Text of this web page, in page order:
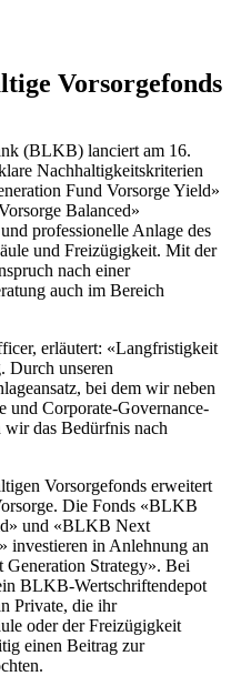
Vorsorgefonds
(BLKB) lanciert am 16.
Nachhaltigkeitskriterien
Fund Vorsorge Yield»
Balanced»
professionelle Anlage des
und Freizügigkeit. Mit der
nach einer
auch im Bereich
erläutert: «Langfristigkeit
Durch unseren
bei dem wir neben
und Corporate-Governance-
wir das Bedürfnis nach
Vorsorgefonds erweitert
Die Fonds «BLKB
und «BLKB Next
investieren in Anlehnung an
Strategy». Bei
BLKB-Wertschriftendepot
Private, die ihr
oder der Freizügigkeit
einen Beitrag zur